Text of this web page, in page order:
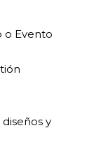
o Evento
y